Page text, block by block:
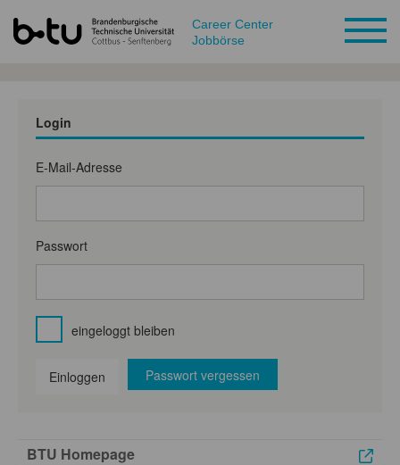
Career Center
Jobbörse
Login
E-Mail-Adresse
Passwort
eingeloggt bleiben
Einloggen Passwort vergessen
BTU Homepage